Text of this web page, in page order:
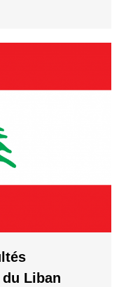
Liban